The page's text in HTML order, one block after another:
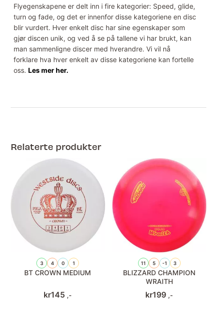
Flyegenskapene er delt inn i fire kategorier: Speed, glide,
turn og fade, og det er innenfor disse kategoriene en disc
blir vurdert. Hver enkelt disc har sine egenskaper som
gjør discen unik, og ved å se på tallene vi har brukt, kan
man sammenligne discer med hverandre. Vi vil nå
forklare hva hver enkelt av disse kategoriene kan fortelle
oss.Les mer her.
Relaterte produkter
3 4 0 1
BT CROWN MEDIUM
kr145 ,-
11 5 -1 3
BLIZZARD CHAMPION
WRAITH
kr199 ,-